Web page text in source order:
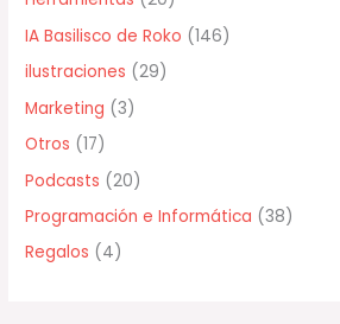
r
:IA Basilisco de Roko (146)
ilustraciones (29)
Marketing (3)
Otros (17)
Podcasts (20)
Programación e Informática (38)
Regalos (4)